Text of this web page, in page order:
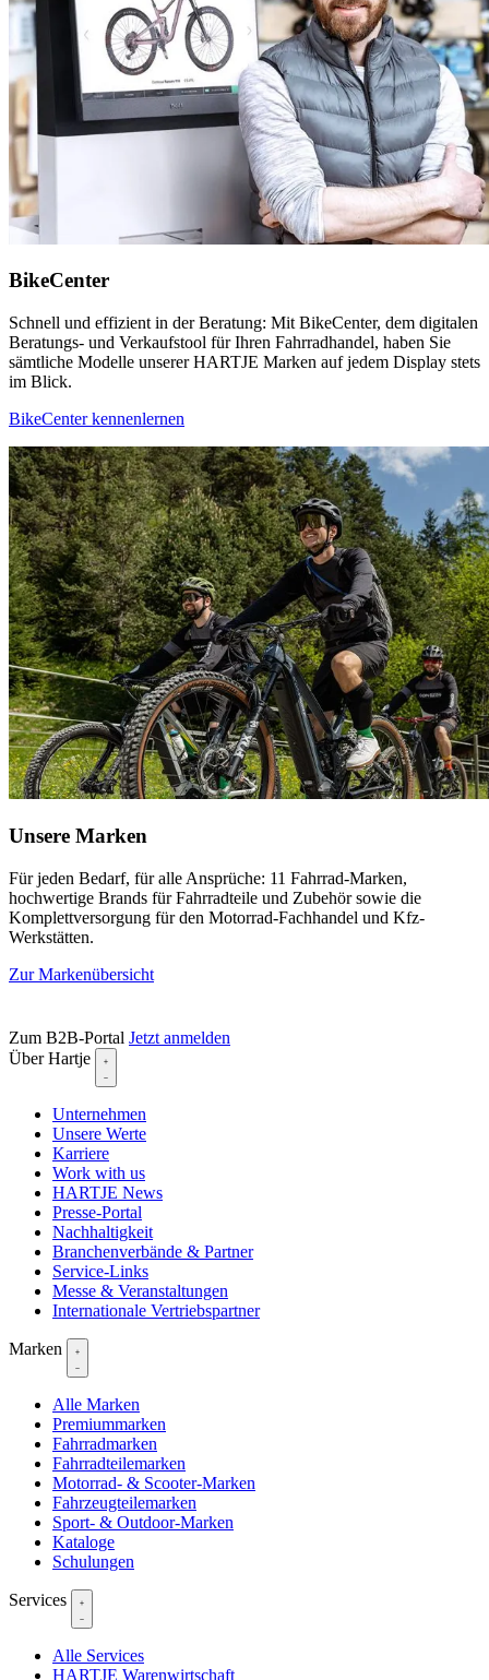
BikeCenter
Schnell und effizient in der Beratung: Mit BikeCenter, dem digitalen
Beratungs- und Verkaufstool für Ihren Fahrradhandel, haben Sie
sämtliche Modelle unserer HARTJE Marken auf jedem Display stets
im Blick.
BikeCenter kennenlernen
Unsere Marken
Für jeden Bedarf, für alle Ansprüche: 11 Fahrrad-Marken,
hochwertige Brands für Fahrradteile und Zubehör sowie die
Komplettversorgung für den Motorrad-Fachhandel und Kfz-
Werkstätten.
Zur Markenübersicht
Zum B2B-Portal Jetzt anmelden
Über Hartje
Unternehmen
Unsere Werte
Karriere
Work with us
HARTJE News
Presse-Portal
Nachhaltigkeit
Branchenverbände & Partner
Service-Links
Messe & Veranstaltungen
Internationale Vertriebspartner
Marken
Alle Marken
Premiummarken
Fahrradmarken
Fahrradteilemarken
Motorrad- & Scooter-Marken
Fahrzeugteilemarken
Sport- & Outdoor-Marken
Kataloge
Schulungen
Services
Alle Services
HARTJE Warenwirtschaft